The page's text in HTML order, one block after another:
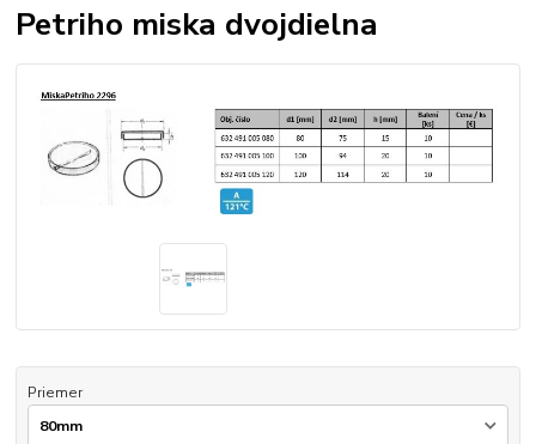
Petriho miska dvojdielna
Priemer